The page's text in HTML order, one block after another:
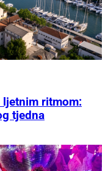
ritmom:
tjedna